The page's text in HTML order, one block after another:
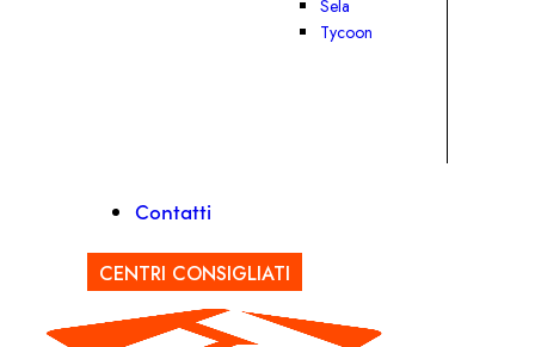
Sela
Tycoon
Contatti
CENTRI CONSIGLIATI